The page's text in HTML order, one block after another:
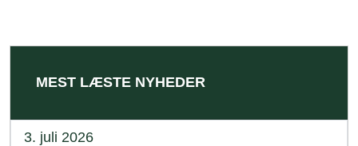
MEST LÆSTE NYHEDER
3. juli 2026